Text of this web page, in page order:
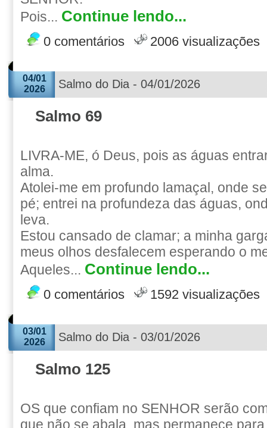
Pois... Continue lendo...
0 comentários 2006 visualizações
04/01
2026
Salmo do Dia - 04/01/2026
Salmo 69
LIVRA-ME, ó Deus, pois as águas
alma.
Atolei-me em profundo lamaçal, onde
pé; entrei na profundeza das águas,
leva.
Estou cansado de clamar; a minha
meus olhos desfalecem esperando o
Aqueles... Continue lendo...
0 comentários 1592 visualizações
03/01
2026
Salmo do Dia - 03/01/2026
Salmo 125
OS que confiam no SENHOR serão
que não se abala, mas permanece